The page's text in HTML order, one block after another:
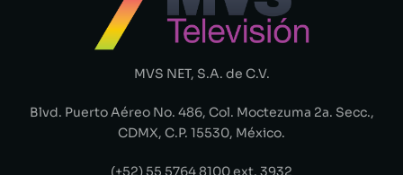
MVS NET, S.A. de C.V.
Blvd. Puerto Aéreo No. 486, Col. Moctezuma 2a. Secc.,
CDMX, C.P. 15530, México.
(+52) 55 5764 8100 ext. 3932